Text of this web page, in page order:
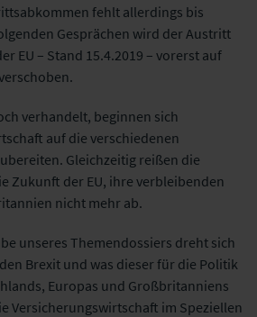
fehlt allerdings bis
Gesprächen wird der Austritt
EU – Stand 15.4.2019 – vorerst auf
verhandelt, beginnen sich
auf die verschiedenen
Gleichzeitig reißen die
Zukunft der EU, ihre verbleibenden
nicht mehr ab.
unseres Themendossiers dreht sich
den Brexit und was dieser für die Politik
Europas und Großbritanniens
Versicherungswirtschaft im Speziellen